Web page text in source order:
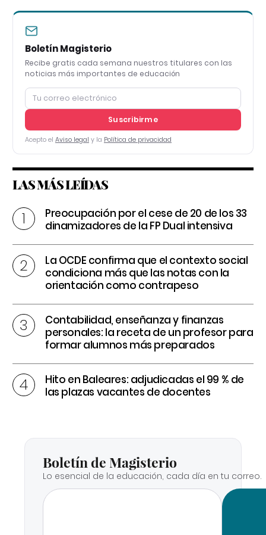
Boletín Magisterio
Recibe gratis cada semana nuestros titulares con las
noticias más importantes de educación
Suscribirme
Acepto el Aviso legal y la Política de privacidad
LAS MÁS LEÍDAS
Preocupación por el cese de 20 de los 33
dinamizadores de la FP Dual intensiva
La OCDE confirma que el contexto social
condiciona más que las notas con la
orientación como contrapeso
Contabilidad, enseñanza y finanzas
personales: la receta de un profesor para
formar alumnos más preparados
Hito en Baleares: adjudicadas el 99 % de
las plazas vacantes de docentes
Boletín de Magisterio
Lo esencial de la educación, cada día en tu correo.